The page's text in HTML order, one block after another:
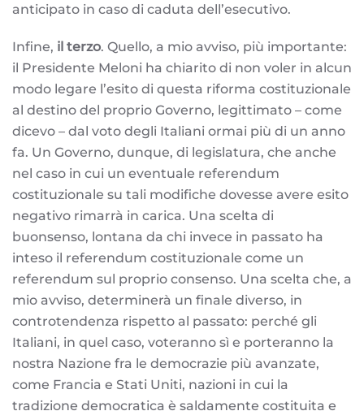
anticipato in caso di caduta dell’esecutivo.
Infine, il terzo. Quello, a mio avviso, più importante:
il Presidente Meloni ha chiarito di non voler in alcun
modo legare l’esito di questa riforma costituzionale
al destino del proprio Governo, legittimato – come
dicevo – dal voto degli Italiani ormai più di un anno
fa. Un Governo, dunque, di legislatura, che anche
nel caso in cui un eventuale referendum
costituzionale su tali modifiche dovesse avere esito
negativo rimarrà in carica. Una scelta di
buonsenso, lontana da chi invece in passato ha
inteso il referendum costituzionale come un
referendum sul proprio consenso. Una scelta che, a
mio avviso, determinerà un finale diverso, in
controtendenza rispetto al passato: perché gli
Italiani, in quel caso, voteranno sì e porteranno la
nostra Nazione fra le democrazie più avanzate,
come Francia e Stati Uniti, nazioni in cui la
tradizione democratica è saldamente costituita e